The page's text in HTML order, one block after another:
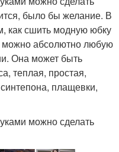
было бы желание. В
как сшить модную юбку
можно абсолютно любую
Она может быть
теплая, простая,
плащевки,
можно сделать